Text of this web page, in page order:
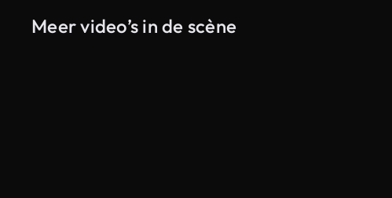
Meer video’s in de scène